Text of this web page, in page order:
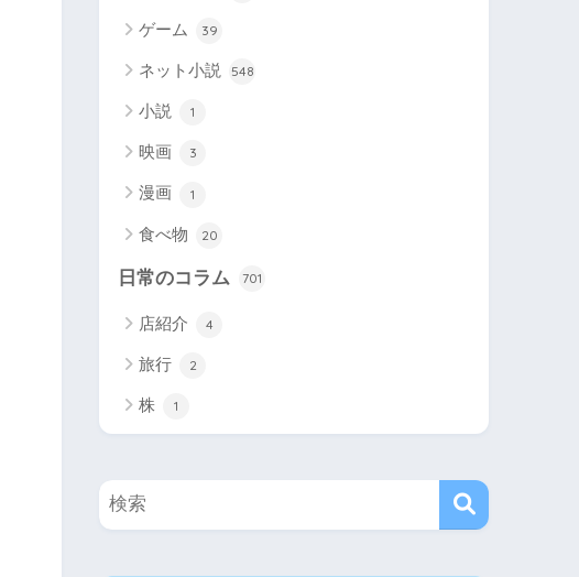
ゲーム 39
ネット小説 548
小説 1
映画 3
漫画 1
食べ物 20
日常のコラム 701
店紹介 4
旅行 2
株 1